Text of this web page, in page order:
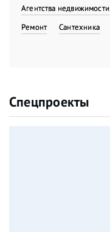
Агентства недвижимости
Ремонт
Сантехника
Спецпроекты